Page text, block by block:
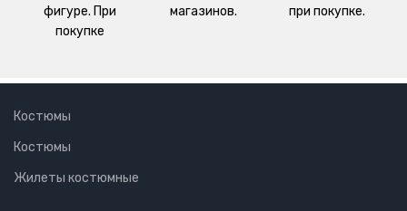
фигуре. При
покупке
магазинов.
при покупке.
Костюмы
Костюмы
Жилеты костюмные